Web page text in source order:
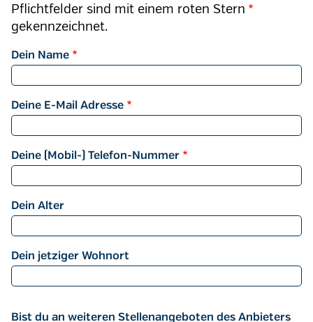
Pflichtfelder sind mit einem roten Stern
gekennzeichnet.
Dein Name
Deine E-Mail Adresse
Deine (Mobil-) Telefon-Nummer
Dein Alter
Dein jetziger Wohnort
Bist du an weiteren Stellenangeboten des Anbieters